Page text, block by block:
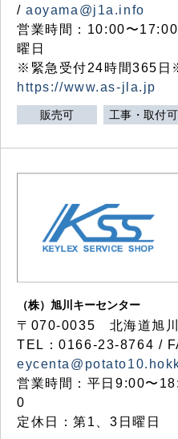
/aoyama@j1a.info
営業時間：10:00〜
曜日
※緊急受付24時間365日
https://www.as-jla.jp
販売可 工事・取付可
（株）旭川キーセンター
〒070-0035 北海道旭
TEL：0166-23-8764 /
営業時間：平日9:00〜
0
定休日：第1、3日曜日